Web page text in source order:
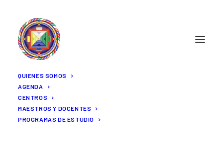
QUIENES SOMOS
AGENDA
CENTROS
MAESTROS Y DOCENTES
PROGRAMAS DE ESTUDIO